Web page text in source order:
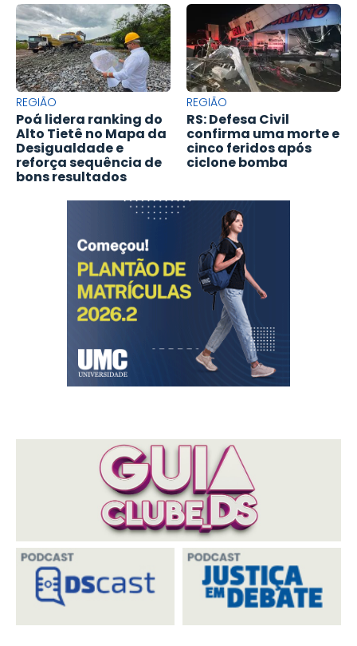
REGIÃO
Poá lidera ranking do
Alto Tietê no Mapa da
Desigualdade e
reforça sequência de
bons resultados
REGIÃO
RS: Defesa Civil
confirma uma morte e
cinco feridos após
ciclone bomba